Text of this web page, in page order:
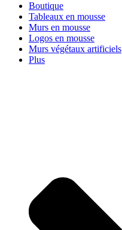
Boutique
Tableaux en mousse
Murs en mousse
Logos en mousse
Murs végétaux artificiels
Plus